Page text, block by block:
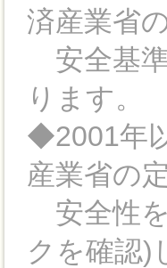
済産業省
安全基
ります。
◆2001年
産業省の
安全性
クを確認)